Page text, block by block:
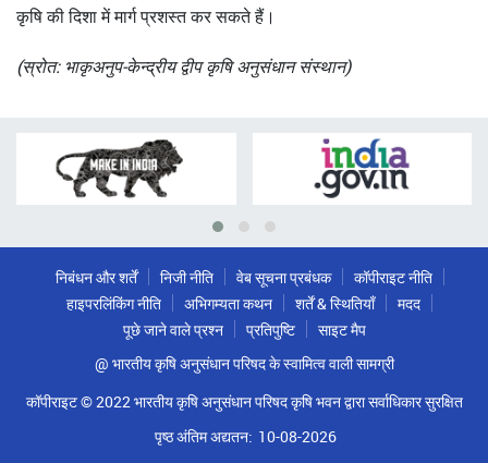
कृषि की दिशा में मार्ग प्रशस्त कर सकते हैं।
(स्रोत: भाकृअनुप-केन्द्रीय द्वीप कृषि अनुसंधान संस्थान)
निबंधन और शर्तें निजी नीति वेब सूचना प्रबंधक
कॉपीराइट नीति
हाइपरलिंकिंग नीति
अभिगम्यता कथन शर्तें & स्थितियाँ
मदद
पूछे जाने वाले प्रश्न
प्रतिपुष्टि
साइट मैप
@ भारतीय कृषि अनुसंधान परिषद के स्वामित्व वाली सामग्री
कॉपीराइट © 2022 भारतीय कृषि अनुसंधान परिषद कृषि भवन द्वारा सर्वाधिकार सुरक्षित
पृष्ठ अंतिम अद्यतन: 10-08-2026